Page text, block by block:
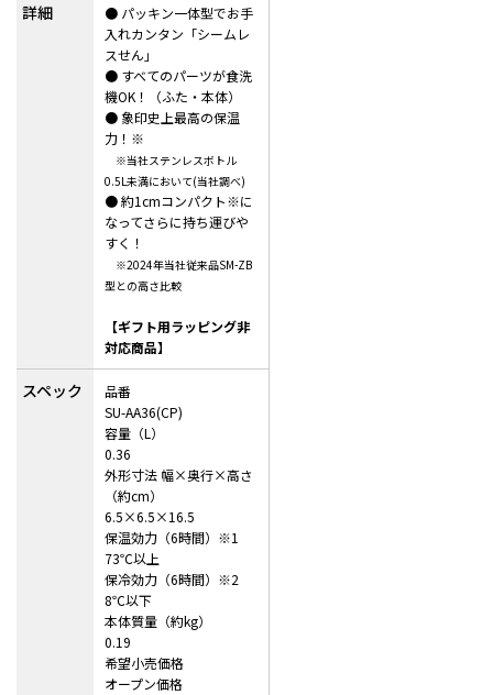
詳細
スペック
● パッキン一体型でお手
入れカンタン「シームレ
スせん」
● すべてのパーツが食洗
機OK！（ふた・本体）
● 象印史上最高の保温
力！ ※
※当社ステンレスボトル
0.5L未満において(当社調べ)
● 約1cmコンパクト※に
なってさらに持ち運びや
すく！
※2024年当社従来品SM-ZB
型との高さ比較
【ギフト用ラッピング非
対応商品】
品番
SU-AA36(CP)
容量（L）
0.36
外形寸法 幅×奥行×高さ
（約cm）
6.5×6.5×16.5
保温効力（6時間）※1
73℃以上
保冷効力（6時間）※2
8℃以下
本体質量（約kg）
0.19
希望小売価格
オープン価格